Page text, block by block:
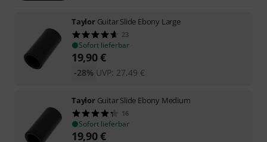
Taylor Guitar Slide Ebony Large
23
Sofort lieferbar
19,90€
UVP: 27,49 €
-28%
Taylor Guitar Slide Ebony Medium
16
Sofort lieferbar
19,90€